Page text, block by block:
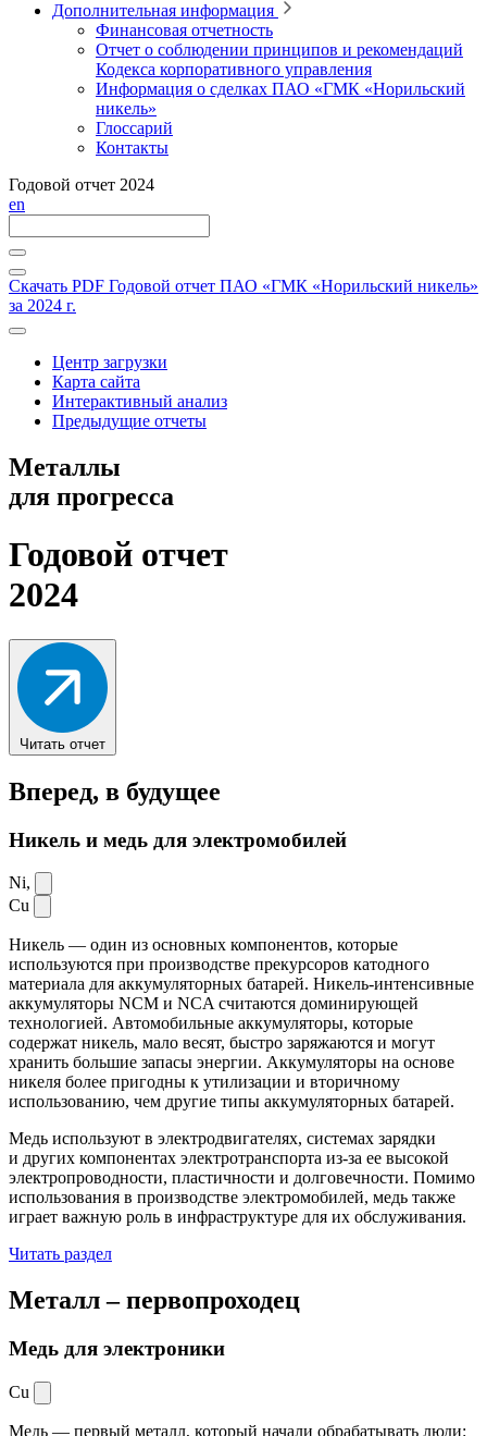
Дополнительная информация
Финансовая отчетность
Отчет о соблюдении принципов и рекомендаций
Кодекса корпоративного управления
Информация о сделках ПАО «ГМК «Норильский
никель»
Глоссарий
Контакты
Годовой отчет 2024
en
Скачать PDF Годовой отчет ПАО «ГМК «Норильский никель»
за 2024 г.
Центр загрузки
Карта сайта
Интерактивный анализ
Предыдущие отчеты
Металлы
для прогресса
Годовой отчет
2024
Читать отчет
Вперед, в будущее
Никель и медь для электромобилей
Ni,
Cu
Никель — один из основных компонентов, которые
используются при производстве прекурсоров катодного
материала для аккумуляторных батарей. Никель-интенсивные
аккумуляторы NCM и NCA считаются доминирующей
технологией. Автомобильные аккумуляторы, которые
содержат никель, мало весят, быстро заряжаются и могут
хранить большие запасы энергии. Аккумуляторы на основе
никеля более пригодны к утилизации и вторичному
использованию, чем другие типы аккумуляторных батарей.
Медь используют в электродвигателях, системах зарядки
и других компонентах электротранспорта из-за ее высокой
электропроводности, пластичности и долговечности. Помимо
использования в производстве электромобилей, медь также
играет важную роль в инфраструктуре для их обслуживания.
Читать раздел
Металл –первопроходец
Медь для электроники
Cu
Медь — первый металл, который начали обрабатывать люди: